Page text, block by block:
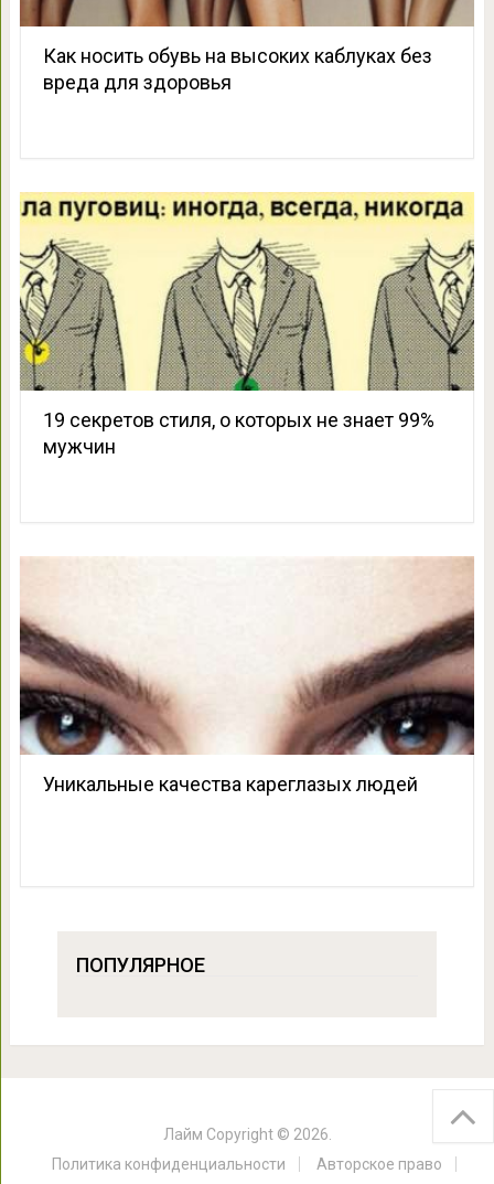
Как носить обувь на высоких каблуках без
вреда для здоровья
19 секретов стиля, о которых не знает 99%
мужчин
Уникальные качества кареглазых людей
ПОПУЛЯРНОЕ
Лайм Copyright © 2026.
Политика конфиденциальности
Авторское право